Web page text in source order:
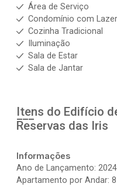
Área de Serviço
Condomínio com Lazer
Cozinha Tradicional
Iluminação
Sala de Estar
Sala de Jantar
Itens do Edifício
Reservas das Iris
Informações
Ano de Lançamento: 2024
Apartamento por Andar: 8